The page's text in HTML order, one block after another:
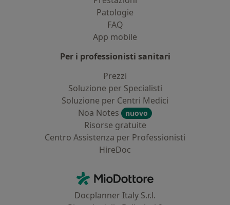
Patologie
FAQ
App mobile
Per i professionisti sanitari
Prezzi
Soluzione per Specialisti
Soluzione per Centri Medici
Noa Notes
nuovo
Risorse gratuite
Centro Assistenza per Professionisti
HireDoc
MioDottore - Homepage
Docplanner Italy S.r.l.